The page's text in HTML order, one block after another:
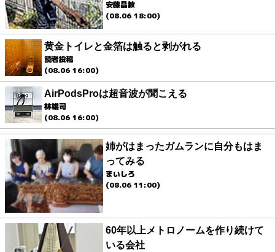
安藤昌教
(08.06 18:00)
黄金トイレと金箔は触ると剥がれる
読者投稿
(08.06 16:00)
AirPodsProは超音波が聞こえる
林雄司
(08.06 16:00)
姉がはまったガムランに自分もはま
ってみる
まいしろ
(08.06 11:00)
60年以上メトロノームを作り続けて
いる会社